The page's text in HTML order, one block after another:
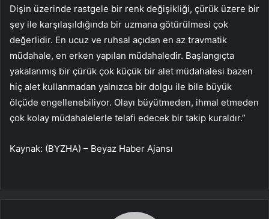
Dişin üzerinde rastgele bir renk değişikliği, çürük üzere bir
şey ile karşılaşıldığında bir uzmana götürülmesi çok
değerlidir. En ucuz ve ruhsal açıdan en az travmatik
müdahale, en erken yapılan müdahaledir. Başlangıçta
yakalanmış bir çürük çok küçük bir alet müdahalesi bazen
hiç alet kullanmadan yalnızca bir dolgu ile bile büyük
ölçüde engellenebiliyor. Olayı büyütmeden, ihmal etmeden
çok kolay müdahalelerle telafi edecek bir takip kuraldır.”
Kaynak: (BYZHA) – Beyaz Haber Ajansı